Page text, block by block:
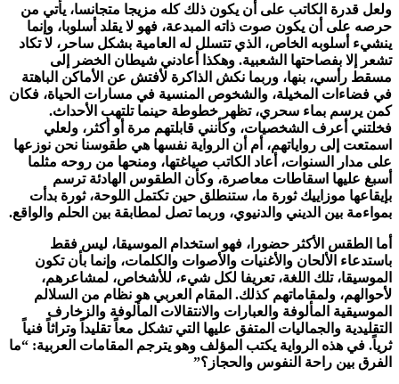
ولعل قدرة الكاتب على أن يكون ذلك كله مزيجا متجانسا، يأتي من
حرصه على أن يكون صوت ذاته المبدعة، فهو لا يقلد أسلوبا، وإنما
ينشيء أسلوبه الخاص، الذي تتسلل له العامية بشكل ساحر، لا تكاد
تشعر إلا بفصاحتها الشعبية. وهكذا أعادني شيطان الخضر إلى
مسقط رأسي، بنها، وربما نكش الذاكرة لأفتش عن الأماكن الباهتة
في فضاءات المخيلة، والشخوص المنسية في مسارات الحياة، فكان
كمن يرسم بماء سحري، تظهر خطوطة حينما تلتهب الأحداث.
فخلتني أعرف الشخصيات، وكأنني قابلتهم مرة أو أكثر، ولعلي
اسمتعت إلى رواياتهم، أم أن الرواية نفسها هي طقوسنا نحن نوزعها
على مدار السنوات، أعاد الكاتب صياغتها، ومنحها من روحه مثلما
أسبغ عليها اسقاطات معاصرة، وكأن الطقوس الهادئة ترسم
بإيقاعها موزاييك ثورة ما، ستنطلق حين تكتمل اللوحة، ثورة بدأت
بمواءمة بين الديني والدنيوي، وربما تصل لمطابقة بين الحلم والواقع.
أما الطقس الأكثر حضورا، فهو استخدام الموسيقا، ليس فقط
باستدعاء الألحان والأغنيات والأصوات والكلمات، وإنما بأن تكون
الموسيقا، تلك اللغة، تعريفا لكل شيء، للأشخاص، لمشاعرهم،
لأحوالهم، ولمقاماتهم كذلك. المقام العربي هو نظام من السلالم
الموسيقية المألوفة والعبارات والانتقالات المألوفة والزخارف
التقليدية والجماليات المتفق عليها التي تشكل معاً تقليداً وتراثاً فنياً
ثرياً. في هذه الرواية يكتب المؤلف وهو يترجم المقامات العربية: “ما
الفرق بين راحة النفوس والحجاز؟”